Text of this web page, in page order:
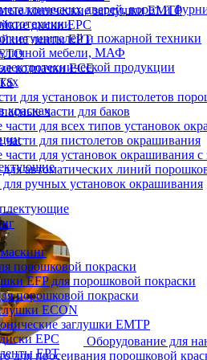
конические заглушки EMTP
диски EPC
ленты EPT
колпачки ECE
части для баков
части для всех типов установок
части для пистолетов окрашивания
части для установок окрашивания с
для автоматических линий
для ручных установок окрашивания
Оборудование для
для просеивания порошковой
дверей, ворот и
и пожарной техники
уличной мебели, МАФ
продукции
красках
порошковой покраски
EFP для порошковой покраски
порошковой покраски
ECON
заглушки EMTP
EPC
EPT